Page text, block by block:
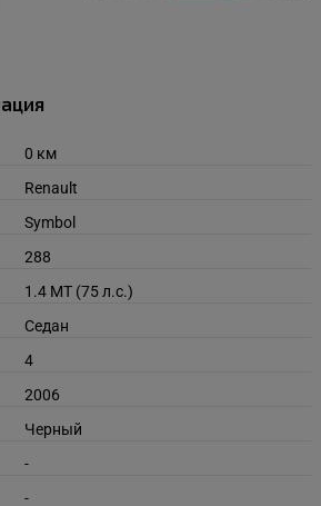
0 км
Renault
Symbol
288
1.4 MT (75 л.с.)
Седан
4
2006
Черный
-
-